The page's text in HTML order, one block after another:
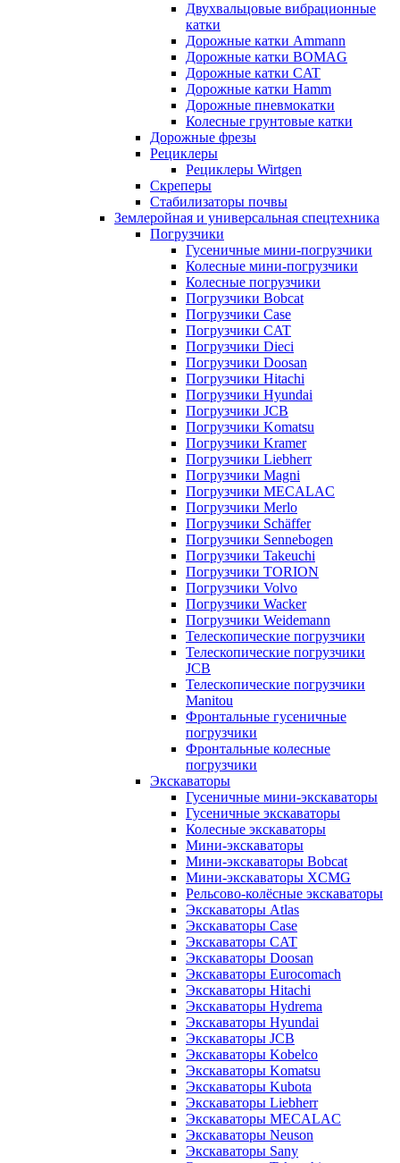
Двухвальцовые вибрационные
катки
Дорожные катки Ammann
Дорожные катки BOMAG
Дорожные катки CAT
Дорожные катки Hamm
Дорожные пневмокатки
Колесные грунтовые катки
Дорожные фрезы
Рециклеры
Рециклеры Wirtgen
Скреперы
Стабилизаторы почвы
Землеройная и универсальная спецтехника
Погрузчики
Гусеничные мини-погрузчики
Колесные мини-погрузчики
Колесные погрузчики
Погрузчики Bobcat
Погрузчики Case
Погрузчики CAT
Погрузчики Dieci
Погрузчики Doosan
Погрузчики Hitachi
Погрузчики Hyundai
Погрузчики JCB
Погрузчики Komatsu
Погрузчики Kramer
Погрузчики Liebherr
Погрузчики Magni
Погрузчики MECALAC
Погрузчики Merlo
Погрузчики Schäffer
Погрузчики Sennebogen
Погрузчики Takeuchi
Погрузчики TORION
Погрузчики Volvo
Погрузчики Wacker
Погрузчики Weidemann
Телескопические погрузчики
Телескопические погрузчики
JCB
Телескопические погрузчики
Manitou
Фронтальные гусеничные
погрузчики
Фронтальные колесные
погрузчики
Экскаваторы
Гусеничные мини-экскаваторы
Гусеничные экскаваторы
Колесные экскаваторы
Мини-экскаваторы
Мини-экскаваторы Bobcat
Мини-экскаваторы XCMG
Рельсово-колёсные экскаваторы
Экскаваторы Atlas
Экскаваторы Case
Экскаваторы CAT
Экскаваторы Doosan
Экскаваторы Eurocomach
Экскаваторы Hitachi
Экскаваторы Hydrema
Экскаваторы Hyundai
Экскаваторы JCB
Экскаваторы Kobelco
Экскаваторы Komatsu
Экскаваторы Kubota
Экскаваторы Liebherr
Экскаваторы MECALAC
Экскаваторы Neuson
Экскаваторы Sany